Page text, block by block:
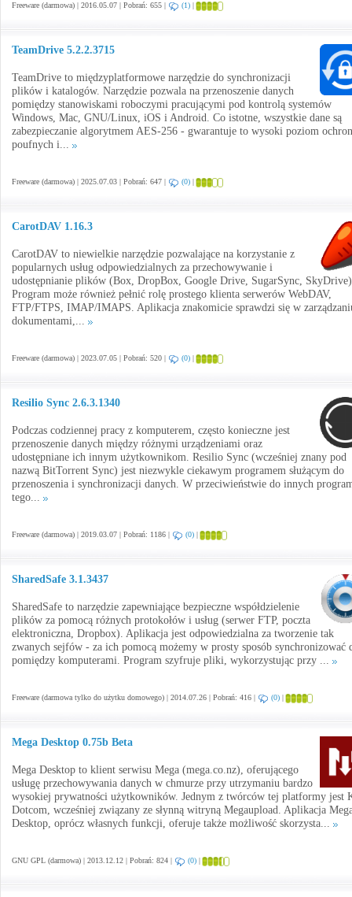
Freeware (darmowa) | 2016.05.07 | Pobrań: 655 | (1) |
TeamDrive 5.2.2.3715
TeamDrive to międzyplatformowe narzędzie do synchronizacji
plików i katalogów. Narzędzie pozwala na przenoszenie danych
pomiędzy stanowiskami roboczymi pracującymi pod kontrolą systemów
Windows, Mac, GNU/Linux, iOS i Android. Co istotne, wszystkie dane są
zabezpieczanie algorytmem AES-256 - gwarantuje to wysoki poziom
poufnych i...
Freeware (darmowa) | 2025.07.03 | Pobrań: 647 | (0) |
CarotDAV 1.16.3
CarotDAV to niewielkie narzędzie pozwalające na korzystanie z
popularnych usług odpowiedzialnych za przechowywanie i
udostępnianie plików (Box, DropBox, Google Drive, SugarSync,
Program może również pełnić rolę prostego klienta serwerów WebDAV,
FTP/FTPS, IMAP/IMAPS. Aplikacja znakomicie sprawdzi się w
dokumentami,...
Freeware (darmowa) | 2023.07.05 | Pobrań: 520 | (0) |
Resilio Sync 2.6.3.1340
Podczas codziennej pracy z komputerem, często konieczne jest
przenoszenie danych między różnymi urządzeniami oraz
udostępniane ich innym użytkownikom. Resilio Sync (wcześniej znany pod
nazwą BitTorrent Sync) jest niezwykle ciekawym programem służącym do
przenoszenia i synchronizacji danych. W przeciwieństwie do innych
tego...
Freeware (darmowa) | 2019.03.07 | Pobrań: 1186 | (0) |
SharedSafe 3.1.3437
SharedSafe to narzędzie zapewniające bezpieczne współdzielenie
plików za pomocą różnych protokołów i usług (serwer FTP, poczta
elektroniczna, Dropbox). Aplikacja jest odpowiedzialna za tworzenie tak
zwanych sejfów - za ich pomocą możemy w prosty sposób synchronizować
pomiędzy komputerami. Program szyfruje pliki, wykorzystując przy ...
Freeware (darmowa tylko do użytku domowego) | 2014.07.26 | Pobrań: 416 | (0) |
Mega Desktop 0.75b Beta
Mega Desktop to klient serwisu Mega (mega.co.nz), oferującego
usługę przechowywania danych w chmurze przy utrzymaniu bardzo
wysokiej prywatności użytkowników. Jednym z twórców tej platformy jest
Dotcom, wcześniej związany ze słynną witryną Megaupload. Aplikacja
Desktop, oprócz własnych funkcji, oferuje także możliwość skorzysta...
GNU GPL (darmowa) | 2013.12.12 | Pobrań: 824 | (0) |